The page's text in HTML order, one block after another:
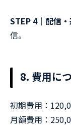
STEP 4｜配信
信。
8. 費用に
初期費用：
月額費用：